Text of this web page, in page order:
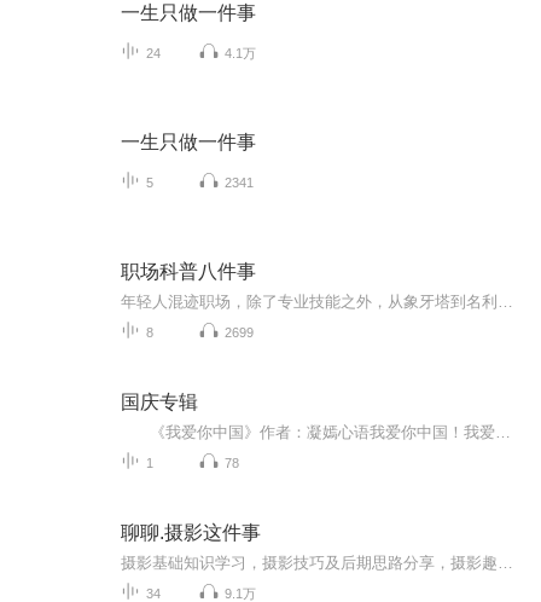
一生只做一件事
24 4.1万
一生只做一件事
5 2341
职场科普八件事
8 2699
国庆专辑
1 78
聊聊.摄影这件事
34 9.1万